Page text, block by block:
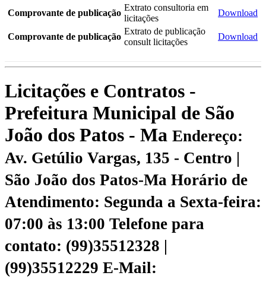
Comprovante de publicação
Extrato consultoria em
licitações
Download
Comprovante de publicação
Extrato de publicação
consult licitações
Download
Licitações e Contratos -
Prefeitura Municipal de São
João dos Patos - Ma Endereço:
Av. Getúlio Vargas, 135 - Centro |
São João dos Patos-Ma Horário de
Atendimento: Segunda a Sexta-feira:
07:00 às 13:00 Telefone para
contato: (99)35512328 |
(99)35512229 E-Mail: